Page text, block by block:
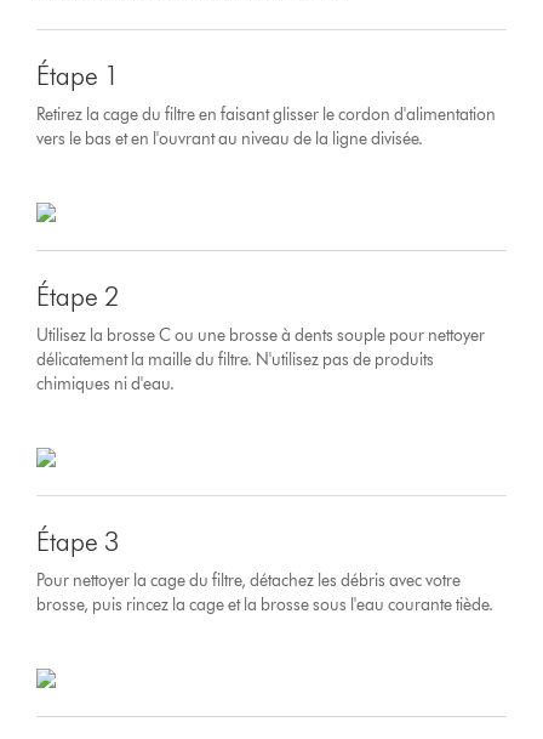
Étape 1
Retirez la cage du filtre en faisant glisser le cordon d'alimentation
vers le bas et en l'ouvrant au niveau de la ligne divisée.
Étape 2
Utilisez la brosse C ou une brosse à dents souple pour nettoyer
délicatement la maille du filtre. N'utilisez pas de produits
chimiques ni d'eau.
Étape 3
Pour nettoyer la cage du filtre, détachez les débris avec votre
brosse, puis rincez la cage et la brosse sous l'eau courante tiède.